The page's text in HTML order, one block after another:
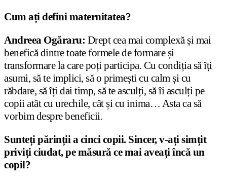
Cum ați defini maternitatea?
Andreea Ogăraru: Drept cea mai complexă și mai
benefică dintre toate formele de formare și
transformare la care poți participa. Cu condiția să îți
asumi, să te implici, să o primești cu calm și cu
răbdare, să îți dai timp, să te asculți, să îi asculți pe
copii atât cu urechile, cât și cu inima… Asta ca să
vorbim despre beneficii.
Sunteți părinții a cinci copii. Sincer, v-ați simțit
priviți ciudat, pe măsură ce mai aveați încă un
copil?